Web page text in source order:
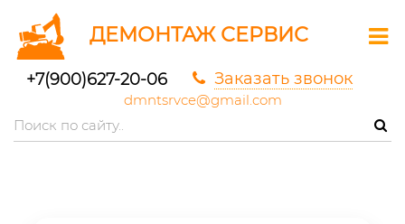
ДЕМОНТАЖ СЕРВИС
+7(900)627-20-06
dmntsrvce@gmail.com
Заказать звонок